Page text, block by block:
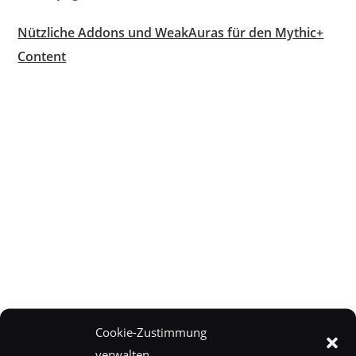
Cookie-Zustimmung
Nützliche Addons und WeakAuras für den Mythic+
Content